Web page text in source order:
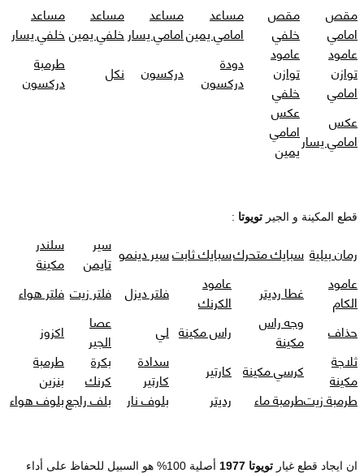
مقص
امامي
مقص
خلفي
مساعد
امامي يمين
مساعد
امامي يسار
مساعد
خلفي يمين
مساعد
خلفي يسار
عامود
توازن
امامي
عامود
توازن
خلفي
دودة
دركسون
دركسون نكل
طرمبة
دركسون
عكس
امامي يسار
عكس
امامي
يمين
قطع المكينة و الجير تويوتا :
رمان بيلية سبايك متحركسبايك ثابتسير دينمو سير
تايمن
سلندر
مكينة
عامود
الكام
غطا رديتر
عامود
الكرنك
فلتر ديزل فلتر زيت فلتر هواء
حذاف
وجه راس
مكينة
راس مكينة لي
عصا
الجير
اكزوز
ثلاجة
مكينة
كرسي مكينة كارتير
سدادة
كارتير
بكرة
كرنك
طرمبة
بنزين
طرمبة زيتطرمبة ماء رديتر بلوف نار بلف راجعبلوف هواء
ان ايجاد قطع غيار تويوتا 1977
أصلية 100% هو السبيل للحفاظ على أداء